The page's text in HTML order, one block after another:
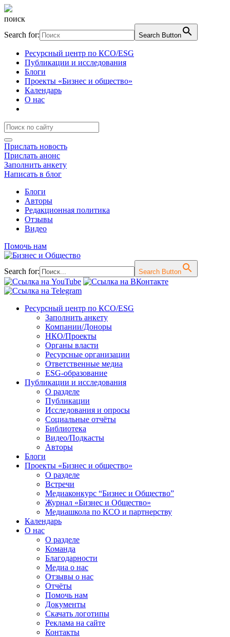
поиск
Search for:
Search Button
Ресурсный центр по КСО/ESG
Публикации и исследования
Блоги
Проекты «Бизнес и общество»
Календарь
О нас
Прислать новость
Прислать анонс
Заполнить анкету
Написать в блог
Блоги
Авторы
Редакционная политика
Отзывы
Видео
Помочь нам
Search for: Search Button
Перейти
содержимому
Ресурсный центр по КСО/ESG
Заполнить анкету
Компании/Доноры
НКО/Проекты
Органы власти
Ресурсные организации
Ответственные медиа
ESG-образование
Публикации и исследования
О разделе
Публикации
Исследования и опросы
Социальные отчёты
Библиотека
Видео/Подкасты
Авторы
Блоги
Проекты «Бизнес и общество»
О разделе
Встречи
Медиаконкурс “Бизнес и Общество”
Журнал «Бизнес и Общество»
Медиашкола по КСО и партнерству
Календарь
О нас
О разделе
Команда
Благодарности
Медиа о нас
Отзывы о нас
Отчёты
Помочь нам
Документы
Скачать логотипы
Реклама на сайте
Контакты